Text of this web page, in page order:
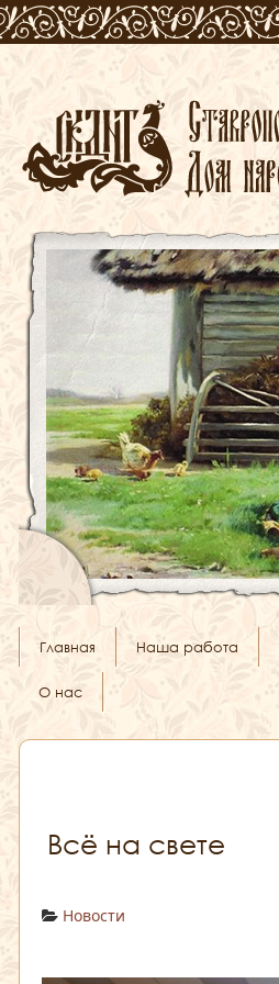
Главная Наша работа
О нас
Всё на свете
Новости